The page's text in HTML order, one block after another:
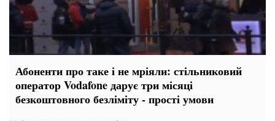
Абоненти про таке і не мріяли: стільниковий
оператор Vodafone дарує три місяці
безкоштовного безліміту - прості умови